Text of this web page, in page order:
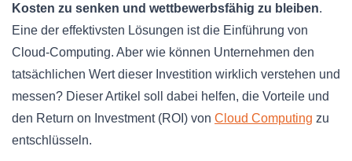
Kosten zu senken und wettbewerbsfähig zu bleiben.
Eine der effektivsten Lösungen ist die Einführung von
Cloud-Computing. Aber wie können Unternehmen den
tatsächlichen Wert dieser Investition wirklich verstehen und
messen? Dieser Artikel soll dabei helfen, die Vorteile und
den Return on Investment (ROI) von Cloud Computing zu
entschlüsseln.